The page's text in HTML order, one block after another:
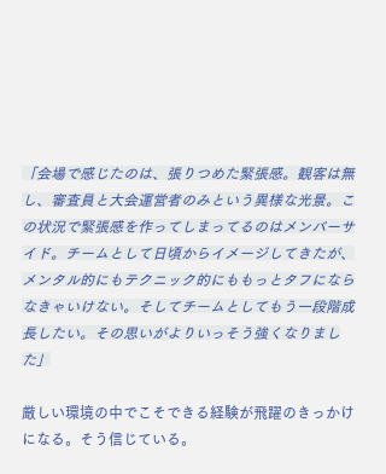
「会場で感じたのは、張りつめた緊張感。観客は無
し、審査員と大会運営者のみという異様な光景。こ
の状況で緊張感を作ってしまってるのはメンバーサ
イド。チームとして日頃からイメージしてきたが、
メンタル的にもテクニック的にももっとタフになら
なきゃいけない。そしてチームとしてもう一段階成
長したい。その思いがよりいっそう強くなりまし
た」
厳しい環境の中でこそできる経験が飛躍のきっかけ
になる。そう信じている。